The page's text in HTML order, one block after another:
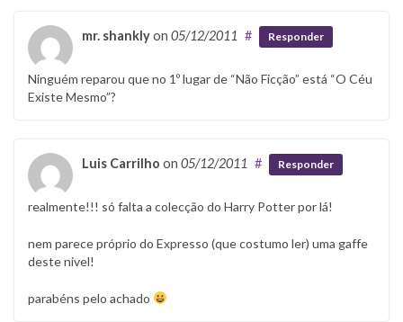
mr. shanklyon 05/12/2011 # Responder
Ninguém reparou que no 1º lugar de “Não Ficção” está “O Céu
Existe Mesmo”?
Luis Carrilho on 05/12/2011 # Responder
realmente!!! só falta a colecção do Harry Potter por lá!
nem parece próprio do Expresso (que costumo ler) uma gaffe
deste nivel!
parabéns pelo achado